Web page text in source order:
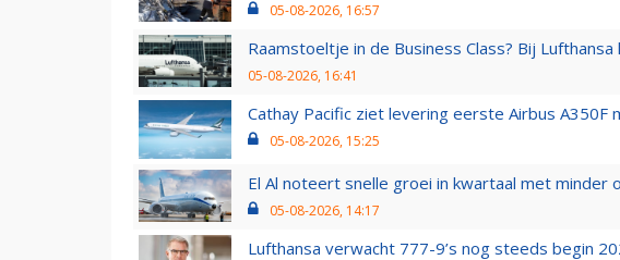
05-08-2026, 16:57
Raamstoeltje in de Business Class? Bij
05-08-2026, 16:41
Cathay Pacific ziet levering eerste Airbus A350F
05-08-2026, 15:25
El Al noteert snelle groei in kwartaal met minder
05-08-2026, 14:17
Lufthansa verwacht 777-9’s nog steeds begin